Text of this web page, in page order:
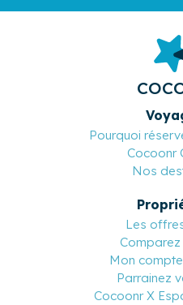
Pourquoi
Cocoonr
Nos
Les
Mon
Parrainez
Cocoonr X